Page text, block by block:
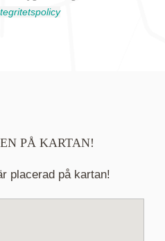
PÅ KARTAN!
placerad på kartan!